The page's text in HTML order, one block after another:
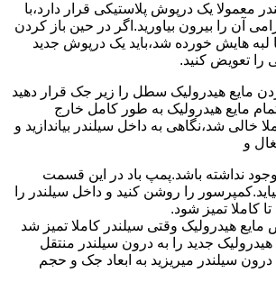
معمولا یک درپوش پلاستیکی قرار دارد،با
آن را بیرون بیاورید.اگر در حین باز کردن
هایش خورده شد،باید یک درپوش جدید
را تعویض کنید.
مایع هیدرولیک سطل را زیر جک قرار دهید
مایع هیدرولیک به طور کامل خارج
خالی شد،نگاهی به داخل سیلندر بیاندازید و
و
نداشته باشد.پمپ باد در این قسمت
را روشن کنید و داخل سیلندر را
تا کاملا تمیز شود.
هیدرولیک وقتی سیلندر کاملا تمیز شد
جدید را به درون سیلندر منتقل
سیلندر میریزید به ابعاد جک و حجم